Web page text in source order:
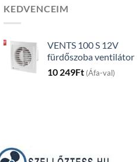
KEDVENCEIM
VENTS 100 S 12V
fürdőszoba ventilátor
10 249Ft (Áfa-val)